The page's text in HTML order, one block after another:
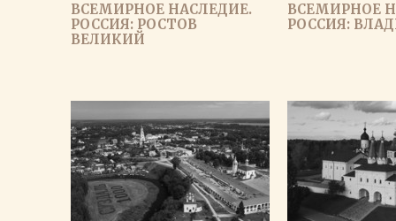
ВСЕМИРНОЕ НАСЛЕДИЕ.
РОССИЯ: РОСТОВ
ВЕЛИКИЙ
ВСЕМИРНОЕ
РОССИЯ: